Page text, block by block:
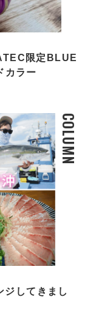
限定BLUE
カラー
COLUMN
ジしてきまし